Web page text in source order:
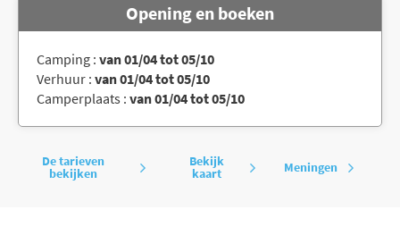
Opening en boeken
Camping : van 01/04 tot 05/10
Verhuur : van 01/04 tot 05/10
Camperplaats : van 01/04 tot 05/10
De tarieven
bekijken
Bekijk
kaart Meningen